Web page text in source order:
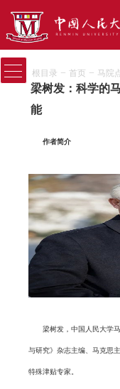
根目录 − 首页 − 马院
梁树发：科学的
能
作者简介
梁树发，中国人民大学
与研究》杂志主编、马克思
特殊津贴专家。